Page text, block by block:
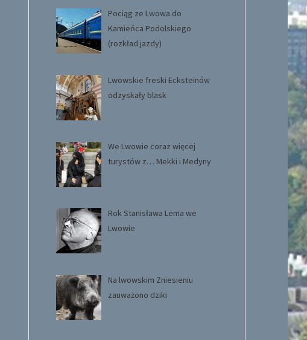
Pociąg ze Lwowa do
Kamieńca Podolskiego
(rozkład jazdy)
Lwowskie freski Ecksteinów
odzyskały blask
We Lwowie coraz więcej
turystów z… Mekki i Medyny
Rok Stanisława Lema we
Lwowie
Na lwowskim Zniesieniu
zauważono dziki